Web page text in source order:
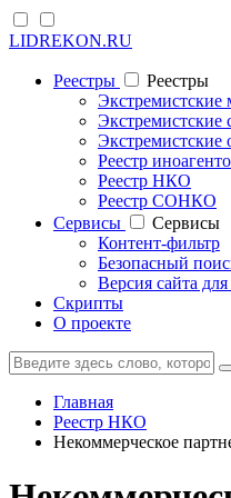
LIDREKON.RU
Реестры
Реестры
Экстремистские
Экстремистские
Экстремистские
Реестр
Реестр НКО
Реестр СОНКО
Cервисы
Cервисы
Контент-фильтр
Безопасный
Версия сайта
Скрипты
О проекте
Главная
Реестр НКО
Некоммерческое